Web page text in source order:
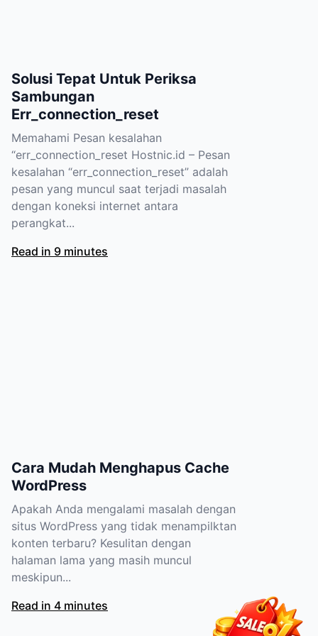
Solusi Tepat Untuk Periksa
Sambungan
Err_connection_reset
Memahami Pesan kesalahan
“err_connection_reset Hostnic.id – Pesan
kesalahan “err_connection_reset” adalah
pesan yang muncul saat terjadi masalah
dengan koneksi internet antara
perangkat...
Read in 9 minutes
Cara Mudah Menghapus Cache
WordPress
Apakah Anda mengalami masalah dengan
situs WordPress yang tidak menampilktan
konten terbaru? Kesulitan dengan
halaman lama yang masih muncul
meskipun...
Read in 4 minutes